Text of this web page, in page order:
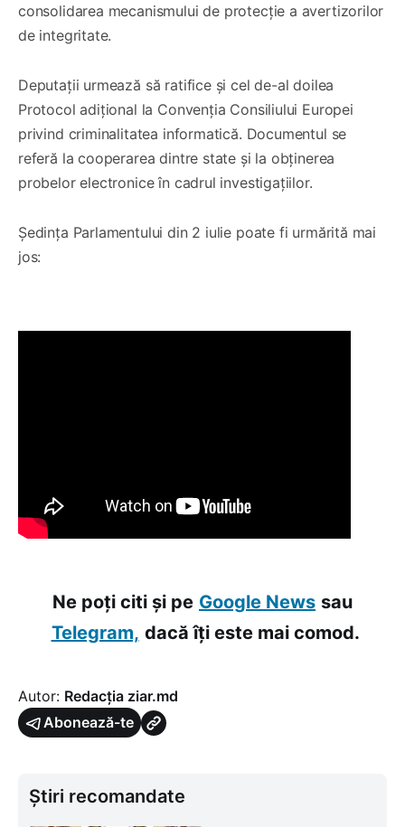
consolidarea mecanismului de protecție a avertizorilor
de integritate.
Deputații urmează să ratifice și cel de-al doilea
Protocol adițional la Convenția Consiliului Europei
privind criminalitatea informatică. Documentul se
referă la cooperarea dintre state și la obținerea
probelor electronice în cadrul investigațiilor.
Ședința Parlamentului din 2 iulie poate fi urmărită mai
jos:
Ne poți citi și pe Google News sau
Telegram, dacă îți este mai comod.
Autor: Redacția ziar.md
Abonează-te
Știri recomandate